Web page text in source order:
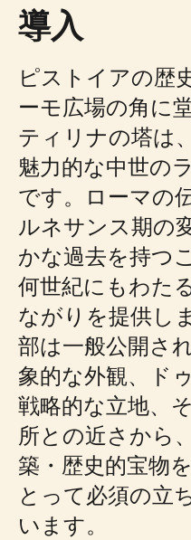
導入
ピストイアの歴
ーモ広場の角に
ティリナの塔は
魅力的な中世の
です。ローマの
ルネサンス期の
かな過去を持つ
何世紀にもわた
ながりを提供し
部は一般公開さ
象的な外観、ド
戦略的な立地、
所との近さから
築・歴史的宝物
とって必須の立
います。